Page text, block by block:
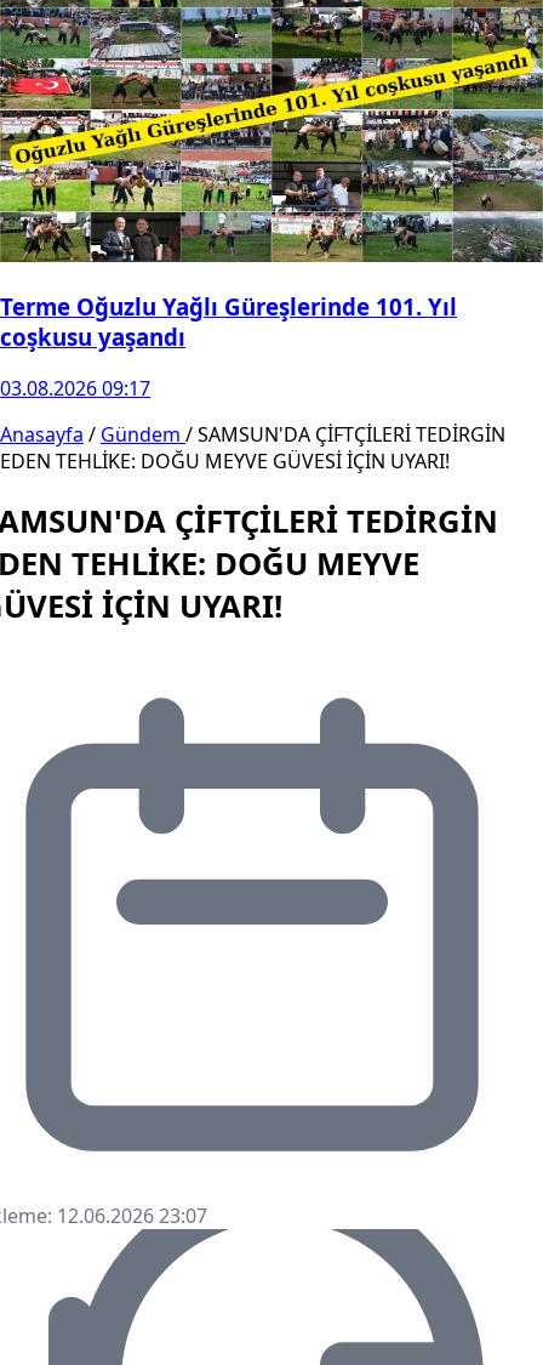
Terme Oğuzlu Yağlı Güreşlerinde 101. Yıl
coşkusu yaşandı
03.08.2026 09:17
Anasayfa / Gündem /SAMSUN'DA ÇİFTÇİLERİ TEDİRGİN
EDEN TEHLİKE: DOĞU MEYVE GÜVESİ İÇİN UYARI!
ÇİFTÇİLERİ TEDİRGİN
TEHLİKE: DOĞU MEYVE
İÇİN UYARI!
12.06.2026 23:07